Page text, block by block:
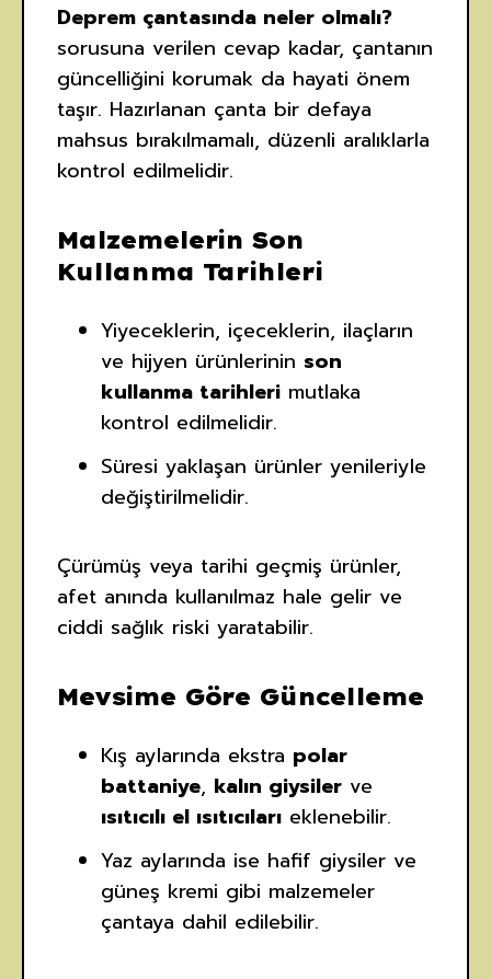
Deprem çantasında neler olmalı?
sorusuna verilen cevap kadar, çantanın
güncelliğini korumak da hayati önem
taşır. Hazırlanan çanta bir defaya
mahsus bırakılmamalı, düzenli aralıklarla
kontrol edilmelidir.
Malzemelerin Son
Kullanma Tarihleri
Yiyeceklerin, içeceklerin, ilaçların
ve hijyen ürünlerinin son
kullanma tarihleri mutlaka
kontrol edilmelidir.
Süresi yaklaşan ürünler yenileriyle
değiştirilmelidir.
Çürümüş veya tarihi geçmiş ürünler,
afet anında kullanılmaz hale gelir ve
ciddi sağlık riski yaratabilir.
Mevsime Göre Güncelleme
Kış aylarında ekstra polar
battaniye, kalın giysiler ve
ısıtıcılı el ısıtıcıları eklenebilir.
Yaz aylarında ise hafif giysiler ve
güneş kremi gibi malzemeler
çantaya dahil edilebilir.